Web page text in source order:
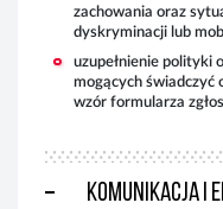
zachowania oraz
dyskryminacji lub
uzupełnienie polityki
mogących świadczyć
wzór formularza
Komunikacja i